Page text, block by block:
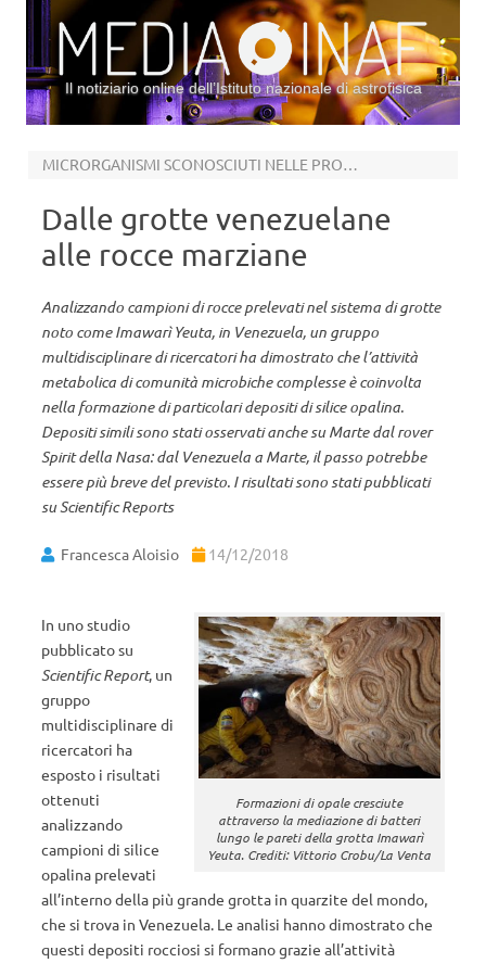
Il notiziario online dell’Istituto nazionale di astrofisica
MICRORGANISMI SCONOSCIUTI NELLE PROFONDITÀ
Dalle grotte venezuelane
alle rocce marziane
Analizzando campioni di rocce prelevati nel sistema di grotte
noto come Imawarì Yeuta, in Venezuela, un gruppo
multidisciplinare di ricercatori ha dimostrato che l’attività
metabolica di comunità microbiche complesse è coinvolta
nella formazione di particolari depositi di silice opalina.
Depositi simili sono stati osservati anche su Marte dal rover
Spirit della Nasa: dal Venezuela a Marte, il passo potrebbe
essere più breve del previsto. I risultati sono stati pubblicati
su Scientific Reports
Francesca Aloisio 14/12/2018
Formazioni di opale cresciute
attraverso la mediazione di batteri
lungo le pareti della grotta Imawarì
Yeuta. Crediti: Vittorio Crobu/La Venta
In uno studio
pubblicato su
Scientific Report, un
gruppo
multidisciplinare di
ricercatori ha
esposto i risultati
ottenuti
analizzando
campioni di silice
opalina prelevati
all’interno della più grande grotta in quarzite del mondo,
che si trova in Venezuela. Le analisi hanno dimostrato che
questi depositi rocciosi si formano grazie all’attività